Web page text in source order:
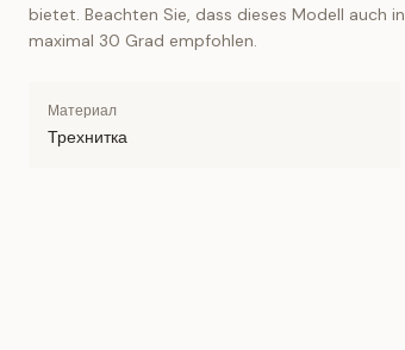
bietet. Beachten Sie, dass dieses Modell auch
maximal 30 Grad empfohlen.
Материал
Трехнитка